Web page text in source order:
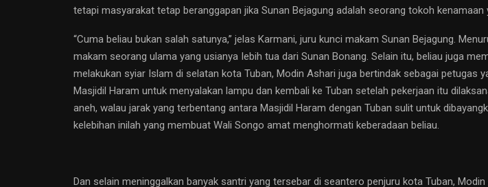
tetapi masyarakat tetap beranggapan jika Sunan Bejagung adalah seorang tokoh
“Cuma beliau bukan salah satunya,” jelas Karmani, juru kunci makam Sunan Bejagung.
makam seorang ulama yang usianya Iebih tua dari Sunan Bonang. Selain itu, beliau juga
melakukan syiar Islam di selatan kota Tuban, Modin Ashari juga bertindak sebagai petugas
Masjidil Haram untuk menyalakan lampu dan kembali ke Tuban setelah pekerjaan itu
aneh, walau jarak yang terbentang antara Masjidil Haram dengan Tuban sulit untuk
kelebihan inilah yang membuat Wali Songo amat menghormati keberadaan beliau.
Dan selain meninggalkan banyak santri yang tersebar di seantero penjuru kota Tuban,